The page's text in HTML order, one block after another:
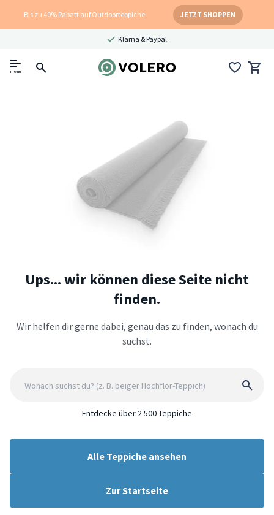
Bis zu 40% Rabatt auf Outdoorteppiche JETZT SHOPPEN
Klarna & Paypal
menu
Ups... wir können diese Seite nicht
finden.
Wir helfen dir gerne dabei, genau das zu finden, wonach du
suchst.
Entdecke über 2.500 Teppiche
Alle Teppiche ansehen
Zur Startseite